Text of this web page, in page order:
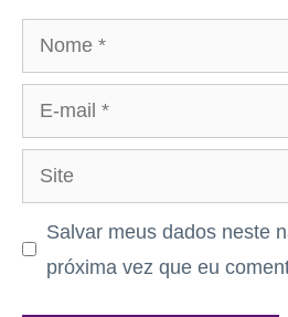
Nome
mail
Site
Salvar meus dados neste
próxima vez que eu